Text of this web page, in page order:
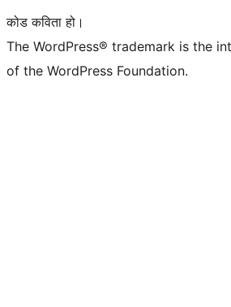
कोड कविता हो।
The WordPress® trademark is the
of the WordPress Foundation.